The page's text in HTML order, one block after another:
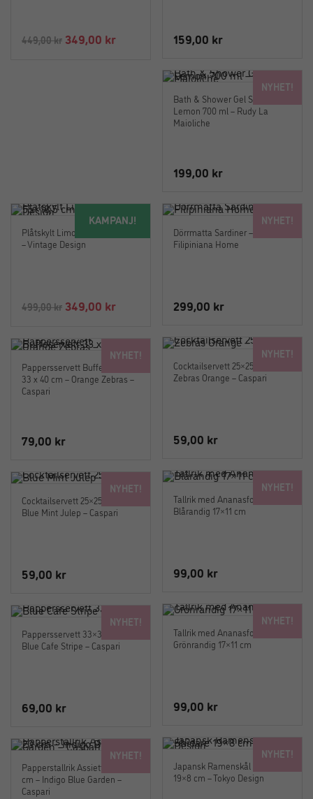
449,00kr Det
349,00 krDet
159,00 kr
NYHET!
Bath & Shower Gel Sicilian
Lemon 700 ml – Rudy La
Maioliche
199,00 kr
NYHET!
Dörrmatta Sardiner –
Filipiniana Home
299,00 kr
KAMPANJ!
Plåtskylt Limonade 55×18,5 cm
– Vintage Design
499,00kr Det
priset
499,00 kr.
349,00 krDet
priset
är:
349,00 kr.
NYHET!
Cocktailservett 25×25 cm –
Zebras Orange – Caspari
59,00 kr
NYHET!
Pappersservett Buffeservett
33 x 40 cm – Orange Zebras –
Caspari
79,00 kr
NYHET!
Tallrik med Ananasform
Blårandig 17×11 cm
99,00 kr
NYHET!
Cocktailservett 25×25 cm –
Blue Mint Julep – Caspari
59,00 kr
NYHET!
Tallrik med Ananasform
Grönrandig 17×11 cm
99,00 kr
NYHET!
Pappersservett 33×33 cm –
Blue Cafe Stripe – Caspari
69,00 kr
NYHET!
Japansk Ramenskål Shidare
19×8 cm – Tokyo Design
NYHET!
Papperstallrik Assiette Dia. 20
cm – Indigo Blue Garden –
Caspari